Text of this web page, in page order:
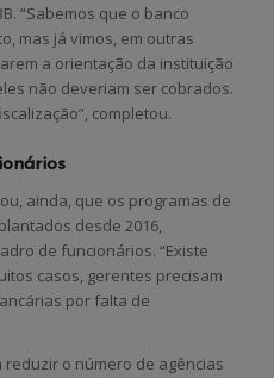
“Sabemos que o banco
mas já vimos, em outras
a orientação da instituição
não deveriam ser cobrados.
completou.
ainda, que os programas de
desde 2016,
de funcionários. “Existe
casos, gerentes precisam
por falta de
reduzir o número de agências